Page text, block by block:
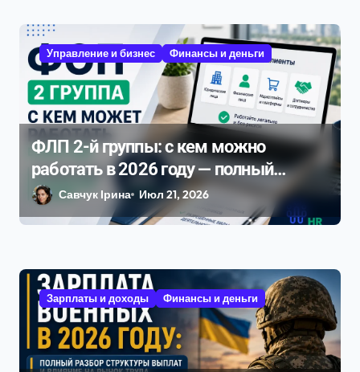
Управление и бизнес Финансы и деньги
ФЛП 2-й группы: с кем можно
работать в 2026 году — полный
разбор ограничений и рисков
Савчук Ірина Июл 21, 2026
Зарплаты и доходы Финансы и деньги